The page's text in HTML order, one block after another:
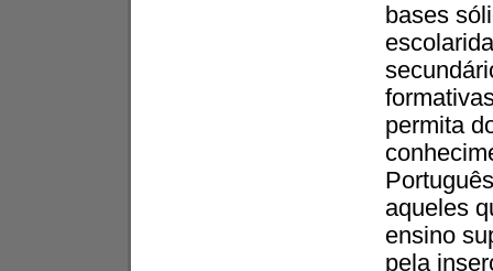
bases
permita
aqueles
ensino
pela